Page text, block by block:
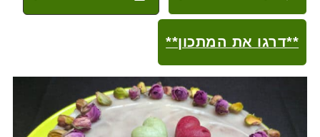
**דרגו את המתכון**